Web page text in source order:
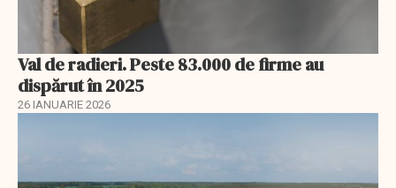
Val de radieri. Peste 83.000 de firme au
dispărut în 2025
26 IANUARIE 2026